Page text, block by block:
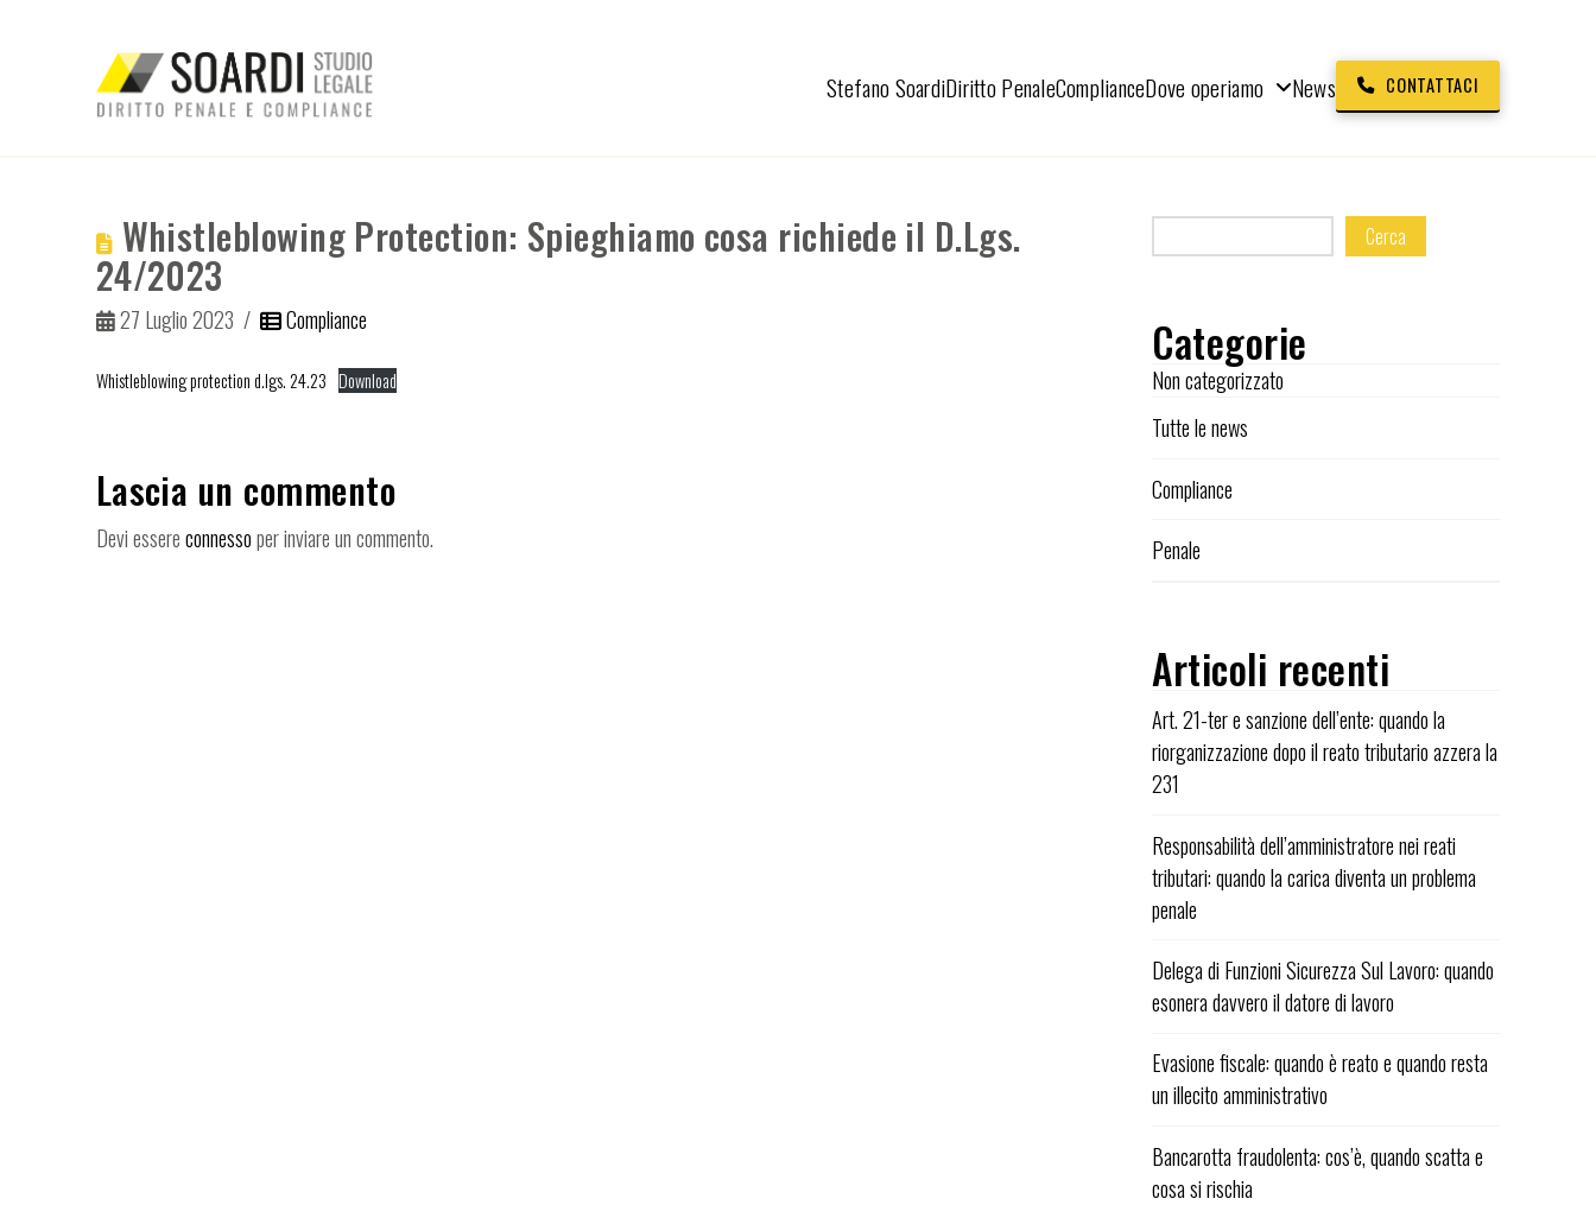
Stefano SoardiDiritto PenaleComplianceDove operiamo News CONTATTACI
Whistleblowing Protection: Spieghiamo cosa richiede il D.Lgs.
24/2023
27 Luglio 2023 Compliance
Whistleblowing protection d.lgs. 24.23 Download
Lascia un commento
Devi essereconnessoper inviare un commento.
Cerca
Categorie
Non categorizzato
Tutte le news
Compliance
Penale
Articoli recenti
Art. 21-ter e sanzione dell’ente: quando la
riorganizzazione dopo il reato tributario azzera la
231
Responsabilità dell’amministratore nei reati
tributari: quando la carica diventa un problema
penale
Delega di Funzioni Sicurezza Sul Lavoro: quando
esonera davvero il datore di lavoro
Evasione fiscale: quando è reato e quando resta
un illecito amministrativo
Bancarotta fraudolenta: cos’è, quando scatta e
cosa si rischia